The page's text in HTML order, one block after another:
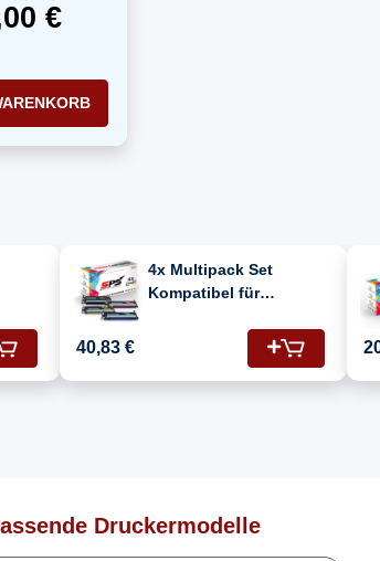
€
4x Multipack Set
Kompatibel für
(CLT-C409S, CLT-M409S,
CLT-Y409S, CLT-K409S)
Toner
40,83 €
Druckermodelle